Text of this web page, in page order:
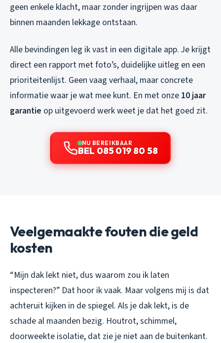
geen enkele klacht, maar zonder ingrijpen was daar
binnen maanden lekkage ontstaan.
Alle bevindingen leg ik vast in een digitale app. Je krijgt
direct een rapport met foto’s, duidelijke uitleg en een
prioriteitenlijst. Geen vaag verhaal, maar concrete
informatie waar je wat mee kunt. En met onze 10 jaar
garantie op uitgevoerd werk weet je dat het goed zit.
NU BEREIKBAAR
BEL 085 019 80 58
Veelgemaakte fouten die geld
kosten
“Mijn dak lekt niet, dus waarom zou ik laten
inspecteren?” Dat hoor ik vaak. Maar volgens mij is dat
achteruit kijken in de spiegel. Als je dak lekt, is de
schade al maanden bezig. Houtrot, schimmel,
doorweekte isolatie, dat zie je niet aan de buitenkant.